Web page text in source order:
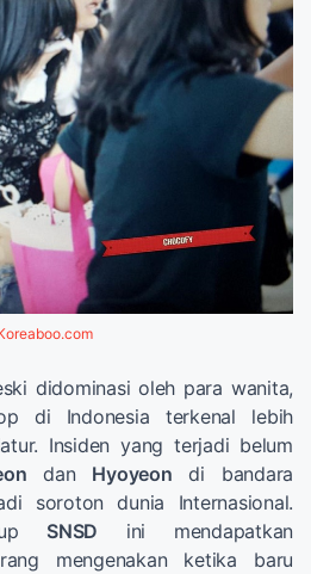
didominasi oleh para wanita,
di Indonesia terkenal lebih
Insiden yang terjadi belum
dan Hyoyeon di bandara
soroton dunia Internasional.
SNSD ini mendapatkan
mengenakan ketika baru